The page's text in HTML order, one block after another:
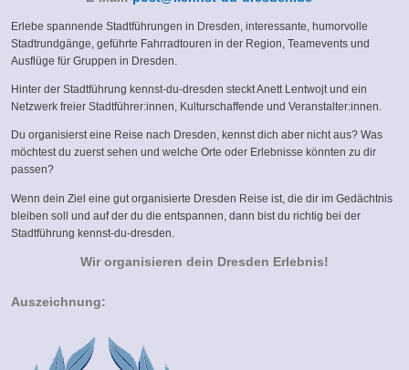
e-
mail)
Erlebe spannende Stadtführungen in Dresden, interessante, humorvolle
Stadtrundgänge, geführte Fahrradtouren in der Region, Teamevents und
Ausflüge für Gruppen in Dresden.
Hinter der Stadtführung kennst-du-dresden steckt Anett Lentwojt und ein
Netzwerk freier Stadtführer:innen, Kulturschaffende und Veranstalter:innen.
Du organisierst eine Reise nach Dresden, kennst dich aber nicht aus? Was
möchtest du zuerst sehen und welche Orte oder Erlebnisse könnten zu dir
passen?
Wenn dein Ziel eine gut organisierte Dresden Reise ist, die dir im Gedächtnis
bleiben soll und auf der du die entspannen, dann bist du richtig bei der
Stadtführung kennst-du-dresden.
Wir organisieren dein Dresden Erlebnis!
Auszeichnung: